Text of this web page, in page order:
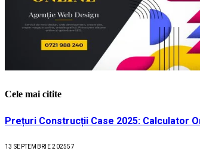
Cele mai citite
Prețuri Construcții Case 2025: Calculator
13 SEPTEMBRIE 202557